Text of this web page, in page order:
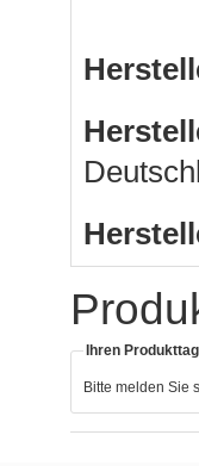
Ihren
Bitte melden Sie